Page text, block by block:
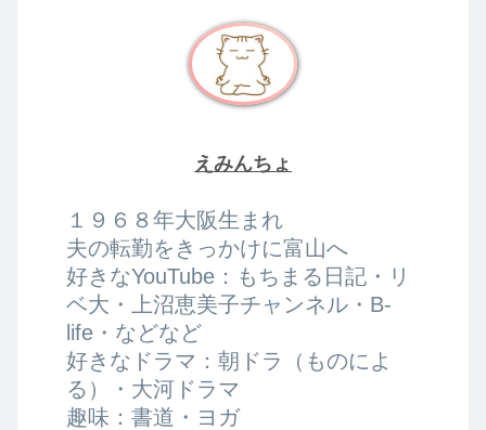
えみんちょ
１９６８年大阪生まれ
夫の転勤をきっかけに富山へ
好きなYouTube：もちまる日記・リ
ベ大・上沼恵美子チャンネル・B-
life・などなど
好きなドラマ：朝ドラ（ものによ
る）・大河ドラマ
趣味：書道・ヨガ